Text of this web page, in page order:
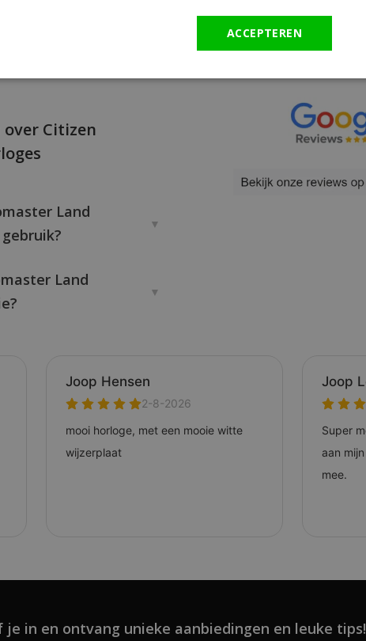
een Promaster
over Citizen
Land
Land
je in en ontvang unieke aanbiedingen en leuke tips!
ACCEPTEREN